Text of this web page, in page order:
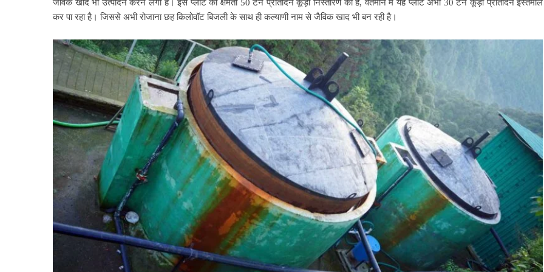
जैविक खाद भी उत्पादन करने लगा है। इस प्लांट की क्षमता 50 टन प्रतिदिन कूड़ा निस्तारण की है, वर्तमान में यह प्लांट अभी 30 टन कूड़ा प्रतिदिन इस्तेमाल
कर पा रहा है। जिससे अभी रोजाना छह किलोवॉट बिजली के साथ ही कल्याणी नाम से जैविक खाद भी बन रही है।